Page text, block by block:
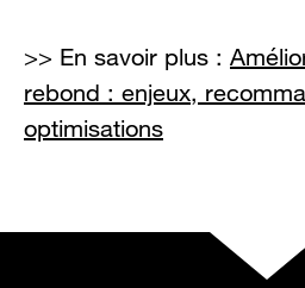
>> En savoir plus :
rebond : enjeux,
optimisations